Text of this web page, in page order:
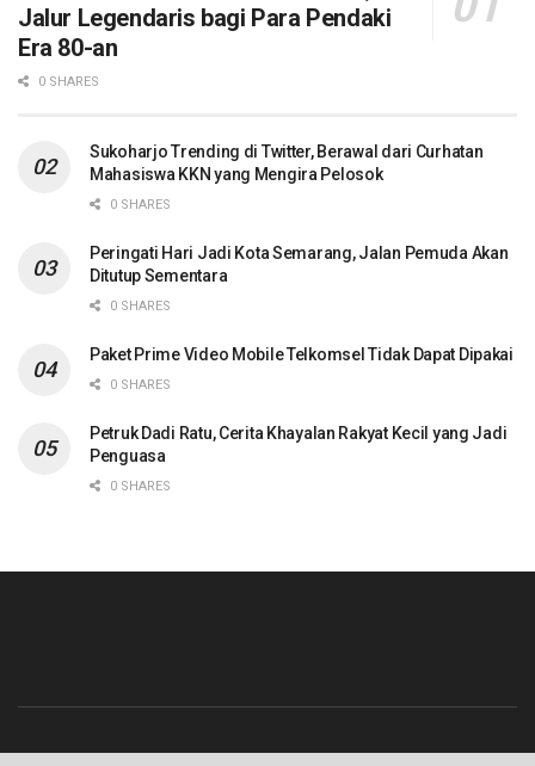
Jalur Legendaris bagi Para Pendaki
Era 80-an
0 SHARES
Sukoharjo Trending di Twitter, Berawal dari Curhatan
Mahasiswa KKN yang Mengira Pelosok
0 SHARES
Peringati Hari Jadi Kota Semarang, Jalan Pemuda Akan
Ditutup Sementara
0 SHARES
Paket Prime Video Mobile Telkomsel Tidak Dapat Dipakai
0 SHARES
Petruk Dadi Ratu, Cerita Khayalan Rakyat Kecil yang Jadi
Penguasa
0 SHARES